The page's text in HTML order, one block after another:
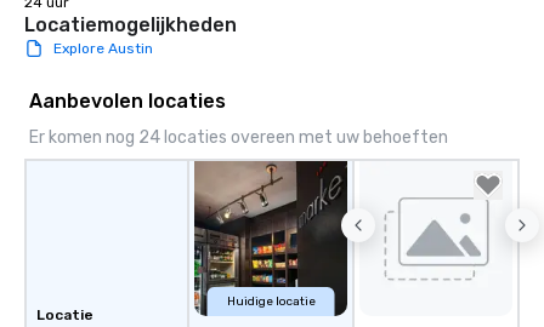
Locatiemogelijkheden
Explore Austin
Aanbevolen locaties
Er komen nog 24 locaties overeen met uw behoeften
Locatie
Huidige locatie